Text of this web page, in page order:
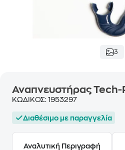
3
Αναπνευστήρας
ΚΩΔΙΚΟΣ: 1953297
Διαθέσιμο με παραγγελία
Αναλυτική Περιγραφή